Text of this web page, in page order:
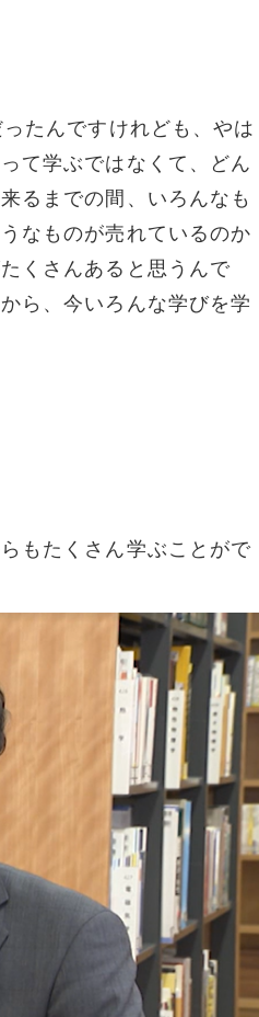
たんですけれども、やは
て学ぶではなくて、どん
るまでの間、いろんなも
なものが売れているのか
くさんあると思うんで
ら、今いろんな学びを学
もたくさん学ぶことがで